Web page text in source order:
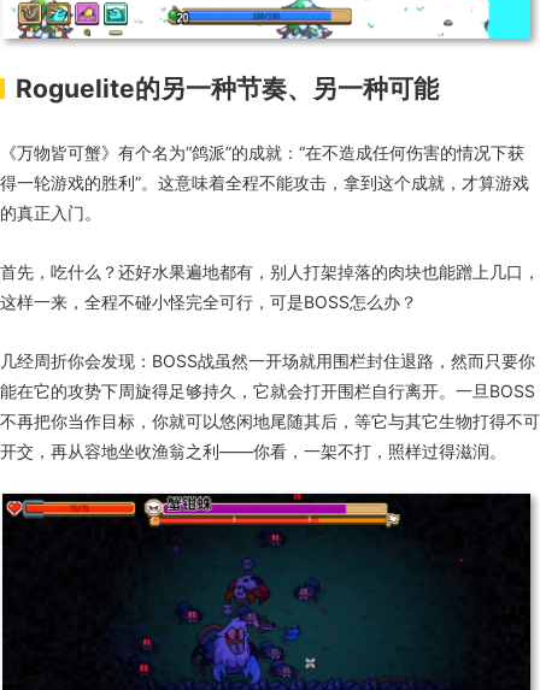
Roguelite的另一种节奏、另一种可能
《万物皆可蟹》有个名为“鸽派”的成就：“在不造成任何伤害的情况下获
得一轮游戏的胜利”。这意味着全程不能攻击，拿到这个成就，才算游戏
的真正入门。
首先，吃什么？还好水果遍地都有，别人打架掉落的肉块也能蹭上几口，
这样一来，全程不碰小怪完全可行，可是BOSS怎么办？
几经周折你会发现：BOSS战虽然一开场就用围栏封住退路，然而只要你
能在它的攻势下周旋得足够持久，它就会打开围栏自行离开。一旦BOSS
不再把你当作目标，你就可以悠闲地尾随其后，等它与其它生物打得不可
开交，再从容地坐收渔翁之利——你看，一架不打，照样过得滋润。